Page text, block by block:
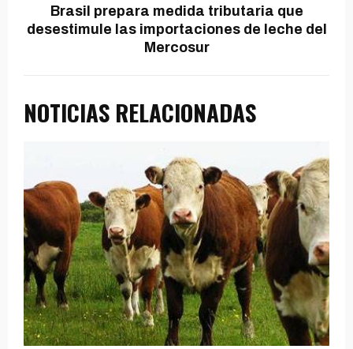
Brasil prepara medida tributaria que
desestimule las importaciones de leche del
Mercosur
NOTICIAS RELACIONADAS